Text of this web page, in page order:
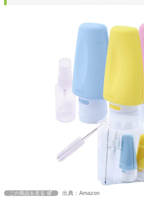
この商品を見る 出典：Amazon